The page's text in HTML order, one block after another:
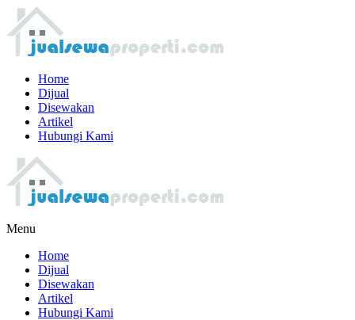
Home
Dijual
Disewakan
Artikel
Hubungi Kami
Menu
Home
Dijual
Disewakan
Artikel
Hubungi Kami